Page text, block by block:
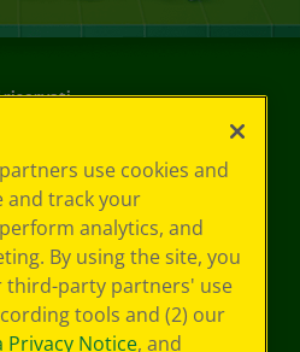
use cookies and
and track your
analytics, and
By using the site, you
third-party partners' use
tools and (2) our
Privacy Notice, and